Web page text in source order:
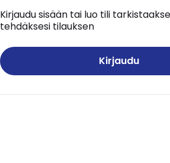
Kirjaudu sisään tai luo tili
tehdäksesi tilauksen
Kirjaudu